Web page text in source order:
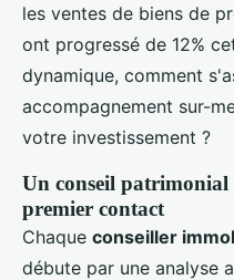
les ventes de biens de
ont progressé de 12%
dynamique, comment
accompagnement sur-
votre investissement ?
Un conseil patrimonial
premier contact
Chaque conseiller
débute par une analyse